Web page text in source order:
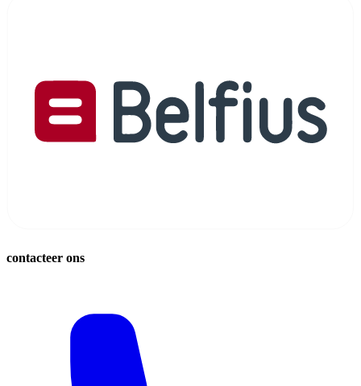
contacteer ons